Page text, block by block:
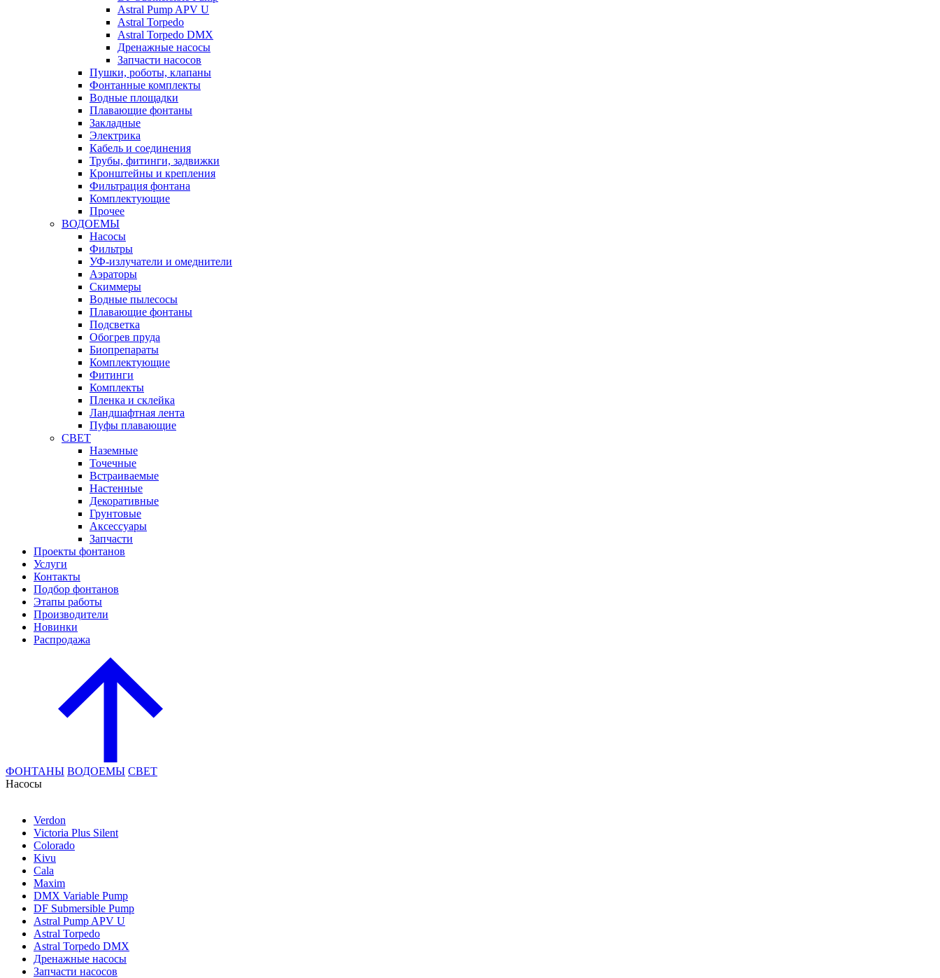
Astral Pump APV U
Astral Torpedo
Astral Torpedo DMX
Дренажные насосы
Запчасти насосов
Пушки, роботы, клапаны
Фонтанные комплекты
Водные площадки
Плавающие фонтаны
Закладные
Электрика
Кабель и соединения
Трубы, фитинги, задвижки
Кронштейны и крепления
Фильтрация фонтана
Комплектующие
Прочее
ВОДОЕМЫ
Насосы
Фильтры
УФ-излучатели и омеднители
Аэраторы
Cкиммеры
Водные пылесосы
Плавающие фонтаны
Подсветка
Обогрев пруда
Биопрепараты
Комплектующие
Фитинги
Комплекты
Пленка и склейка
Ландшафтная лента
Пуфы плавающие
СВЕТ
Наземные
Точечные
Встраиваемые
Настенные
Декоративные
Грунтовые
Аксессуары
Запчасти
Проекты фонтанов
Услуги
Контакты
Подбор фонтанов
Этапы работы
Производители
Новинки
Распродажа
ФОНТАНЫ ВОДОЕМЫ СВЕТ
Насосы
Verdon
Victoria Plus Silent
Colorado
Kivu
Cala
Maxim
DMX Variable Pump
DF Submersible Pump
Astral Pump APV U
Astral Torpedo
Astral Torpedo DMX
Дренажные насосы
Запчасти насосов